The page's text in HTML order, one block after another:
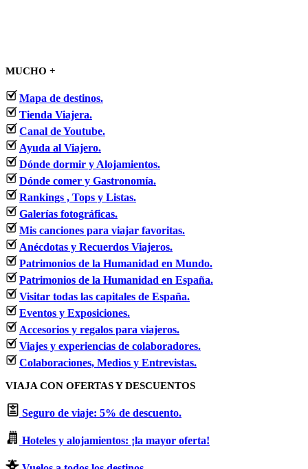
MUCHO +
Mapa de destinos.
Tienda Viajera.
Canal de Youtube.
Ayuda al Viajero.
Dónde dormir y Alojamientos.
Dónde comer y Gastronomía.
Rankings , Tops y Listas.
Galerías fotográficas.
Mis canciones para viajar favoritas.
Anécdotas y Recuerdos Viajeros.
Patrimonios de la Humanidad en Mundo.
Patrimonios de la Humanidad en España.
Visitar todas las capitales de España.
Eventos y Exposiciones.
Accesorios y regalos para viajeros.
Viajes y experiencias de colaboradores.
Colaboraciones, Medios y Entrevistas.
VIAJA CON OFERTAS Y DESCUENTOS
Seguro de viaje: 5% de descuento.
Hoteles y alojamientos: ¡la mayor oferta!